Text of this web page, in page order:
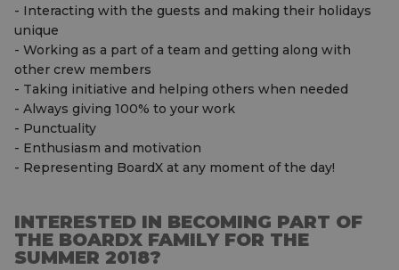
- Interacting with the guests and making their holidays
unique
- Working as a part of a team and getting along with
other crew members
- Taking initiative and helping others when needed
- Always giving 100% to your work
- Punctuality
- Enthusiasm and motivation
- Representing BoardX at any moment of the day!
INTERESTED IN BECOMING PART OF
THE BOARDX FAMILY FOR THE
SUMMER 2018?